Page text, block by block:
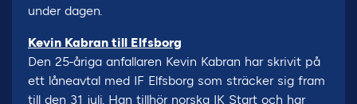
under dagen.
Kevin Kabran till Elfsborg
Den 25-åriga anfallaren Kevin Kabran har skrivit på
ett låneavtal med IF Elfsborg som sträcker sig fram
till den 31 juli. Han tillhör norska IK Start och har